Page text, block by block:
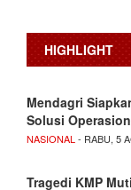
HIGHLIGHT
Mendagri
Solusi
NASIONAL - RABU, 5
Tragedi KMP